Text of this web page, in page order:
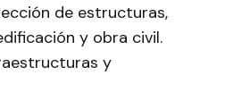
de estructuras,
y obra civil.
y